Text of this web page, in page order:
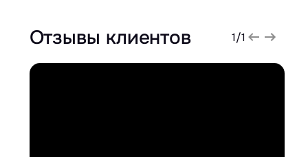
Отзывы клиентов 1/1